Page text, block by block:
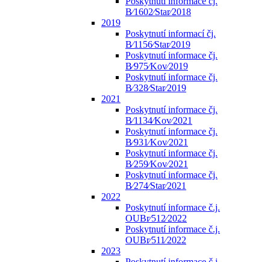
B⁄1602⁄Star⁄2018
2019
Poskytnutí informací čj.
B⁄1156⁄Star⁄2019
Poskytnutí informace čj.
B⁄975⁄Kov⁄2019
Poskytnutí informace čj.
B⁄328⁄Star⁄2019
2021
Poskytnutí informace čj.
B⁄1134⁄Kov⁄2021
Poskytnutí informace čj.
B⁄931⁄Kov⁄2021
Poskytnutí informace čj.
B⁄259⁄Kov⁄2021
Poskytnutí informace čj.
B⁄274⁄Star⁄2021
2022
Poskytnutí informace č.j.
OUBr⁄512⁄2022
Poskytnutí informace č.j.
OUBr⁄511⁄2022
2023